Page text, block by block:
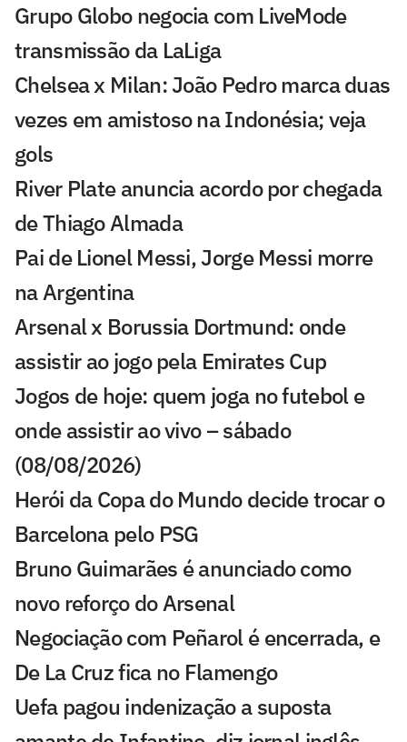
Grupo Globo negocia com LiveMode
transmissão da LaLiga
Chelsea x Milan: João Pedro marca duas
vezes em amistoso na Indonésia; veja
gols
River Plate anuncia acordo por chegada
de Thiago Almada
Pai de Lionel Messi, Jorge Messi morre
na Argentina
Arsenal x Borussia Dortmund: onde
assistir ao jogo pela Emirates Cup
Jogos de hoje: quem joga no futebol e
onde assistir ao vivo – sábado
(08/08/2026)
Herói da Copa do Mundo decide trocar o
Barcelona pelo PSG
Bruno Guimarães é anunciado como
novo reforço do Arsenal
Negociação com Peñarol é encerrada, e
De La Cruz fica no Flamengo
Uefa pagou indenização a suposta